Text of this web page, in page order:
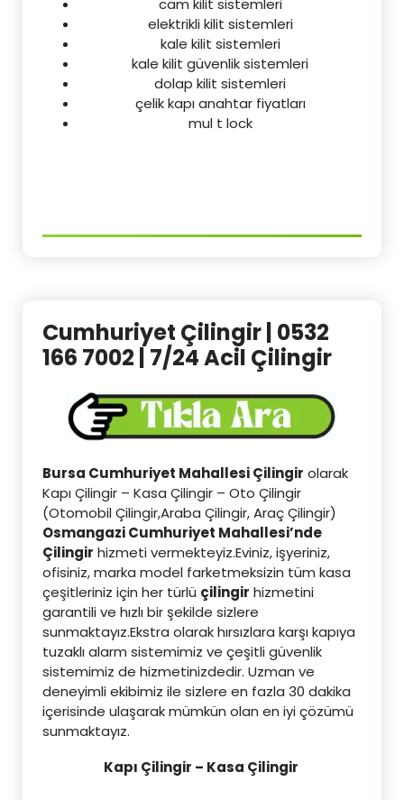
cam kilit sistemleri
elektrikli kilit sistemleri
kale kilit sistemleri
kale kilit güvenlik sistemleri
dolap kilit sistemleri
çelik kapı anahtar fiyatları
mul t lock
Cumhuriyet Çilingir | 0532
166 7002 | 7/24 Acil Çilingir
Bursa Cumhuriyet Mahallesi Çilingir olarak
Kapı Çilingir – Kasa Çilingir – Oto Çilingir
(Otomobil Çilingir,Araba Çilingir, Araç Çilingir)
OsmangaziCumhuriyet Mahallesi’nde
Çilingir hizmeti vermekteyiz.Eviniz, işyeriniz,
ofisiniz, marka model farketmeksizin tüm kasa
çeşitleriniz için her türlü çilingir hizmetini
garantili ve hızlı bir şekilde sizlere
sunmaktayız.Ekstra olarak hırsızlara karşı kapıya
tuzaklı alarm sistemimiz ve çeşitli güvenlik
sistemimiz de hizmetinizdedir. Uzman ve
deneyimli ekibimiz ile sizlere en fazla 30 dakika
içerisinde ulaşarak mümkün olan en iyi çözümü
sunmaktayız.
Kapı Çilingir – Kasa Çilingir